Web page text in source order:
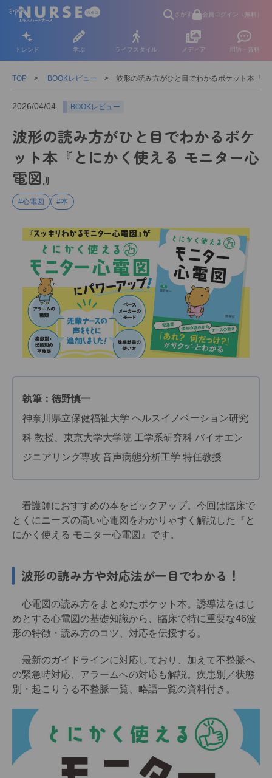
さがす 会員ログイン（無料）
トレンド 学ぶ ライフスタイル メディア 用語・資料
TOP BOOKレビュー 波形の読み方がひと目でわかるポケット本『
2026/04/04 BOOKレビュー
波形の読み方がひと目でわかるポケ
ット本『とにかく使える モニター心
電図』
#心電図 #本
執筆：徳野慎一
神奈川県立保健福祉大学 ヘルスイノベーション研究
科 教授、東京大学大学院 工学系研究科 バイオエン
ジニアリング専攻 音声病態分析工学 特任教授
看護師におすすめの本をピックアップ。今回は臨床で
とくにニーズの高い心電図をわかりゃすく解説した『と
にかく使える モニター心電図』です。
波形の読み方や対応法が一目でわかる！
心電図の読み方をまとめたポケット本。誘導法をはじ
めとする心電図の基礎知識から、臨床で特に重要な46波
形の特徴・読み方のコツ、対応を伝授する。
最新のガイドラインに対応しており、加えて不整脈へ
の緊急時対応、アラームへの対応も解説。疾患別／状態
別・起こりうる不整脈一覧、略語一覧の資料付き。